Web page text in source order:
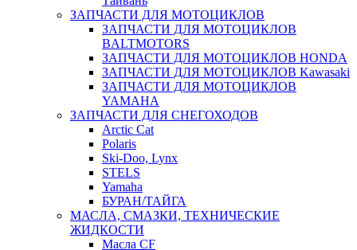
ЗАПЧАСТИ ДЛЯ МОТОЦИКЛОВ
ЗАПЧАСТИ ДЛЯ МОТОЦИКЛОВ
BALTMOTORS
ЗАПЧАСТИ ДЛЯ МОТОЦИКЛОВ HONDA
ЗАПЧАСТИ ДЛЯ МОТОЦИКЛОВ Kawasaki
ЗАПЧАСТИ ДЛЯ МОТОЦИКЛОВ
YAMAHA
ЗАПЧАСТИ ДЛЯ СНЕГОХОДОВ
Arctic Cat
Polaris
Ski-Doo, Lynx
STELS
Yamaha
БУРАН/ТАЙГА
МАСЛА, СМАЗКИ, ТЕХНИЧЕСКИЕ
ЖИДКОСТИ
Масла CF